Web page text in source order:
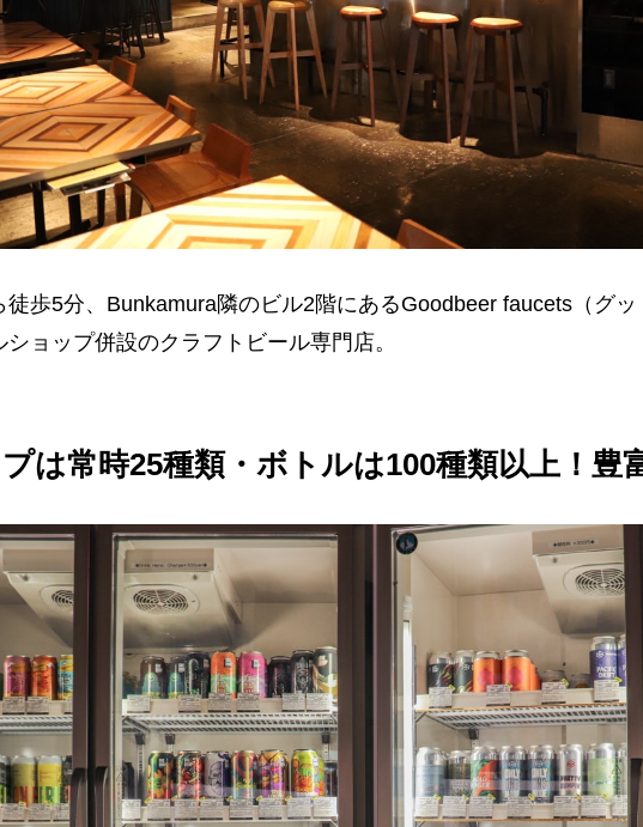
徒歩5分、Bunkamura隣のビル2階にあるGoodbeer faucets（グッ
ショップ併設のクラフトビール専門店。
は常時25種類・ボトルは100種類以上！豊